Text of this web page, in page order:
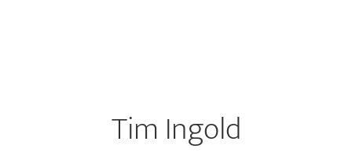
Tim Ingold